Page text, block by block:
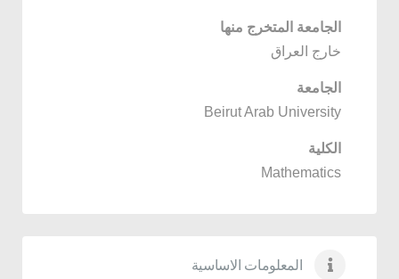
الجامعة المتخرج منها
خارج العراق
الجامعة
Beirut Arab University
الكلية
Mathematics
المعلومات الاساسية